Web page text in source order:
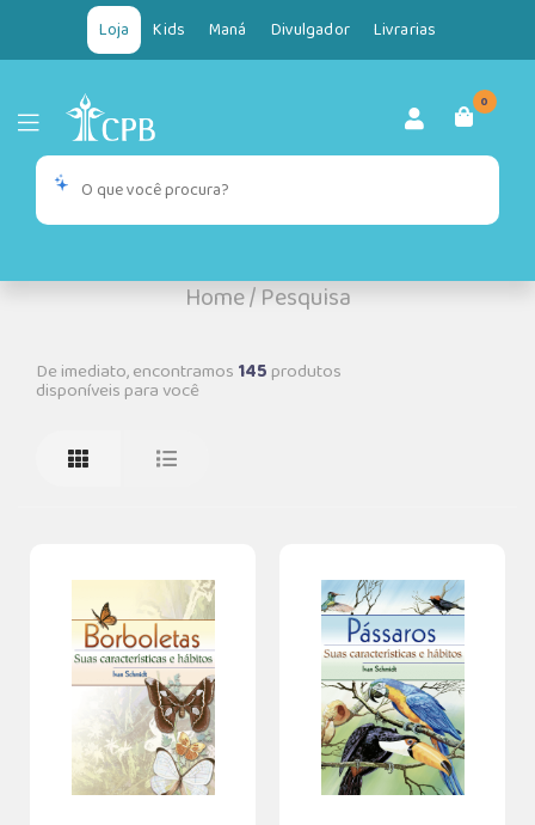
Loja Kids Maná Divulgador Livrarias
0
Home/Pesquisa
De imediato, encontramos 145produtos
disponíveis para você